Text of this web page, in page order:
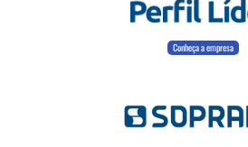
Conheça a empresa